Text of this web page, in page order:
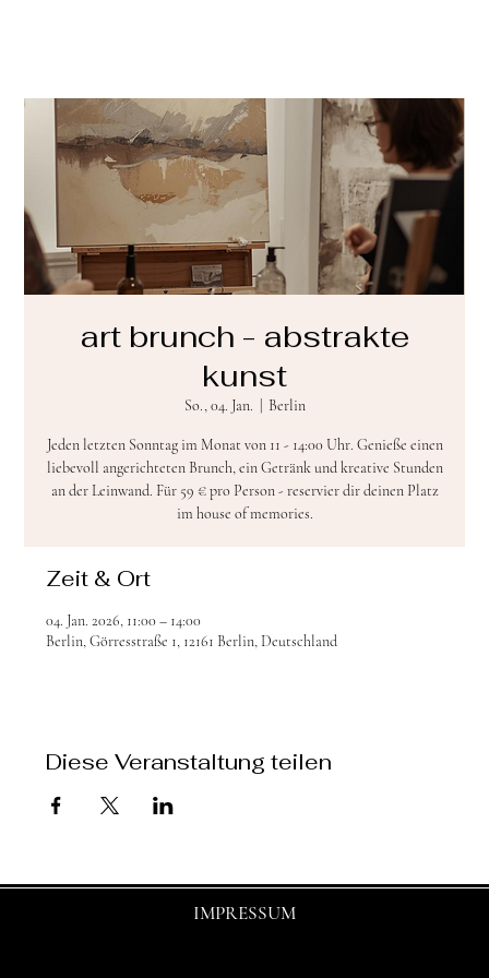
art brunch - abstrakte
kunst
So., 04. Jan. Berlin
Jeden letzten Sonntag im Monat von 11 - 14:00 Uhr. Genieße einen
liebevoll angerichteten Brunch, ein Getränk und kreative Stunden
an der Leinwand. Für 59 € pro Person - reservier dir deinen Platz
im house of memories.
Zeit & Ort
04. Jan. 2026, 11:00 – 14:00
Berlin, Görresstraße 1, 12161 Berlin, Deutschland
Diese Veranstaltung teilen
IMPRESSUM